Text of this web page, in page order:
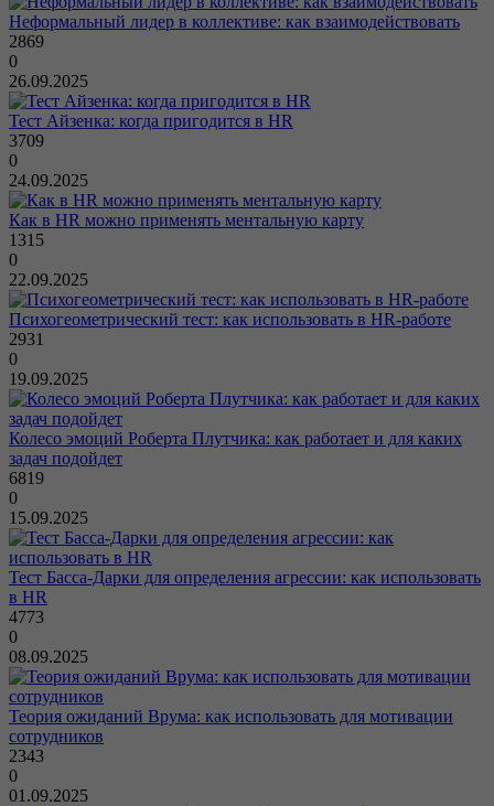
Неформальный лидер в коллективе: как взаимодействовать
2869
0
26.09.2025
Тест Айзенка: когда пригодится в HR
3709
0
24.09.2025
Как в HR можно применять ментальную карту
1315
0
22.09.2025
Психогеометрический тест: как использовать в HR-работе
2931
0
19.09.2025
Колесо эмоций Роберта Плутчика: как работает и для каких
задач подойдет
6819
0
15.09.2025
Тест Басса-Дарки для определения агрессии: как использовать
в HR
4773
0
08.09.2025
Теория ожиданий Врума: как использовать для мотивации
сотрудников
2343
0
01.09.2025